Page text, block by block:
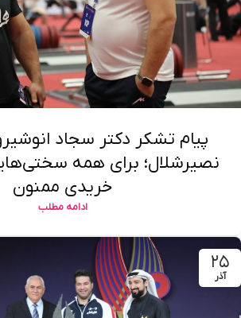
پیام تشکر دکتر سجاد
نصیرشلال؛ برای همه
خریدی ممنون
ادامه مطلب
۲۵
آذر